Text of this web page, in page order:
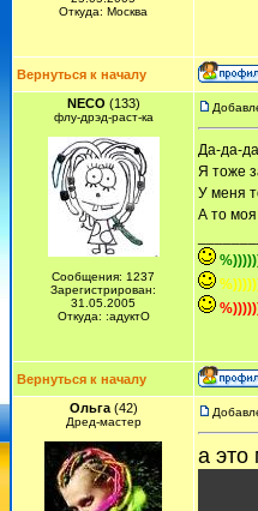
Откуда: Москва
Вернуться к началу
NECO (133)
флу-дрэд-раст-ка
Сообщения: 1237
Зарегистрирован:
31.05.2005
Откуда: :адуктО
Да-да-
Я тоже
У меня
А то
Вернуться к началу
Ольга(42)
Дред-мастер
а это